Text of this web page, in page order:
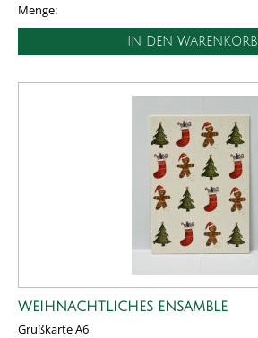
Menge:
IN DEN WARENKORB
WEIHNACHTLICHES ENSAMBLE
Grußkarte A6